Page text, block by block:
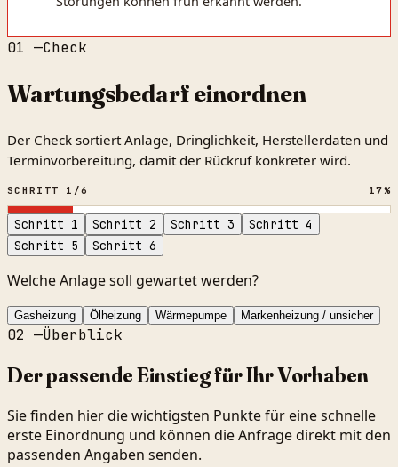
01 —Check
Wartungsbedarf einordnen
Der Check sortiert Anlage, Dringlichkeit, Herstellerdaten und
Terminvorbereitung, damit der Rückruf konkreter wird.
SCHRITT 1 /6 17%
Schritt 1 Schritt 2 Schritt 3 Schritt 4
Schritt 5 Schritt 6
Welche Anlage soll gewartet werden?
Gasheizung Ölheizung Wärmepumpe Markenheizung / unsicher
02 —Überblick
Der passende Einstieg für Ihr Vorhaben
Sie finden hier die wichtigsten Punkte für eine schnelle
erste Einordnung und können die Anfrage direkt mit den
passenden Angaben senden.